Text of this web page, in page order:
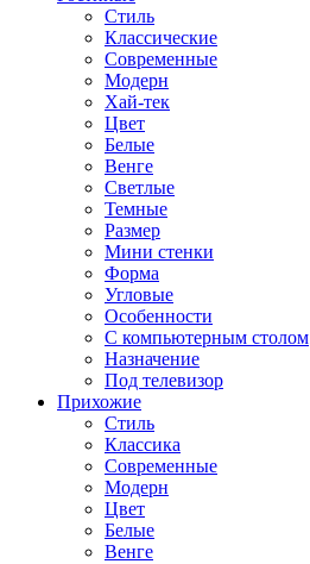
Стиль
Классические
Современные
Модерн
Хай-тек
Цвет
Белые
Венге
Светлые
Темные
Размер
Мини стенки
Форма
Угловые
Особенности
С компьютерным столом
Назначение
Под телевизор
Прихожие
Стиль
Классика
Современные
Модерн
Цвет
Белые
Венге